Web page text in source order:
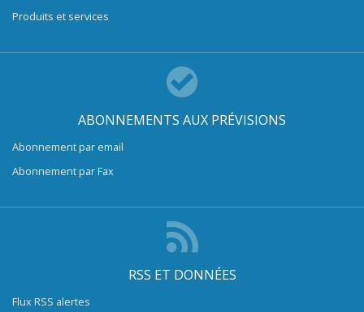
Produits et services
ABONNEMENTS AUX PRÉVISIONS
Abonnement par email
Abonnement par Fax
RSS ET DONNÉES
Flux RSS alertes